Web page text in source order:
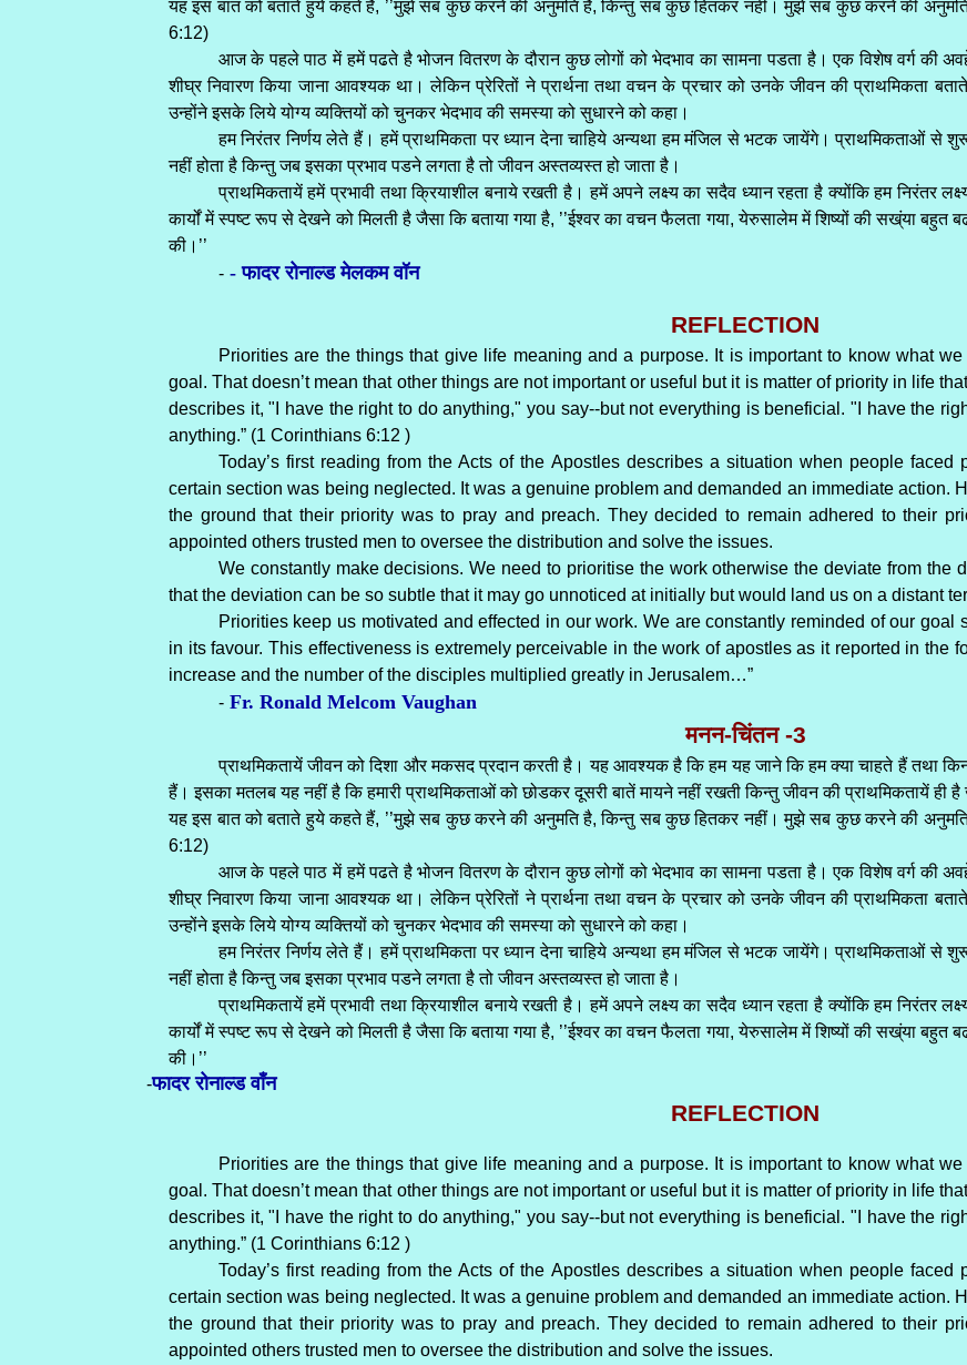
यह इस बात को बताते हुये कहते हैं, ’’मुझे सब कुछ करने की अनुमति है, किन्तु सब कुछ हितकर नहीं। मुझे सब कुछ करने की अनुमति
6:12)
आज के पहले पाठ में हमें पढते है भोजन वितरण के दौरान कुछ लोगों को भेदभाव का सामना पडता है। एक विशेष वर्ग की
शीघ्र निवारण किया जाना आवश्यक था। लेकिन प्रेरितों ने प्रार्थना तथा वचन के प्रचार को उनके जीवन की प्राथमिकता
उन्होंने इसके लिये योग्य व्यक्तियों को चुनकर भेदभाव की समस्या को सुधारने को कहा।
हम निरंतर निर्णय लेते हैं। हमें प्राथमिकता पर ध्यान देना चाहिये अन्यथा हम मंजिल से भटक जायेंगे। प्राथमिकताओं से
नहीं होता है किन्तु जब इसका प्रभाव पडने लगता है तो जीवन अस्तव्यस्त हो जाता है।
प्राथमिकतायें हमें प्रभावी तथा क्रियाशील बनाये रखती है। हमें अपने लक्ष्य का सदैव ध्यान रहता है क्योंकि हम निरंतर
कार्यों में स्पष्ट रूप से देखने को मिलती है जैसा कि बताया गया है, ’’ईश्वर का वचन फैलता गया, येरुसालेम में शिष्यों की सख्ंया बहुत
की।’’
-- फादर रोनाल्ड मेलकम वॉन
REFLECTION
Priorities are the things that give life meaning and a purpose. It is important to know what
goal. That doesn’t mean that other things are not important or useful but it is matter of priority in life
describes it, "I have the right to do anything," you say--but not everything is beneficial. "I have the
anything.” (1 Corinthians 6:12 )
Today’s first reading from the Acts of the Apostles describes a situation when people
certain section was being neglected. It was a genuine problem and demanded an immediate action.
the ground that their priority was to pray and preach. They decided to remain adhered to their
appointed others trusted men to oversee the distribution and solve the issues.
We constantly make decisions. We need to prioritise the work otherwise the deviate from the
that the deviation can be so subtle that it may go unnoticed at initially but would land us on a distant
Priorities keep us motivated and effected in our work. We are constantly reminded of our
in its favour. This effectiveness is extremely perceivable in the work of apostles as it reported in the
increase and the number of the disciples multiplied greatly in Jerusalem…”
-Fr. Ronald Melcom Vaughan
मनन-चिंतन -3
प्राथमिकतायें जीवन को दिशा और मकसद प्रदान करती है। यह आवश्यक है कि हम यह जाने कि हम क्या चाहते हैं तथा किन
हैं। इसका मतलब यह नहीं है कि हमारी प्राथमिकताओं को छोडकर दूसरी बातें मायने नहीं रखती किन्तु जीवन की प्राथमिकतायें
यह इस बात को बताते हुये कहते हैं, ’’मुझे सब कुछ करने की अनुमति है, किन्तु सब कुछ हितकर नहीं। मुझे सब कुछ करने की अनुमति
6:12)
आज के पहले पाठ में हमें पढते है भोजन वितरण के दौरान कुछ लोगों को भेदभाव का सामना पडता है। एक विशेष वर्ग की
शीघ्र निवारण किया जाना आवश्यक था। लेकिन प्रेरितों ने प्रार्थना तथा वचन के प्रचार को उनके जीवन की प्राथमिकता
उन्होंने इसके लिये योग्य व्यक्तियों को चुनकर भेदभाव की समस्या को सुधारने को कहा।
हम निरंतर निर्णय लेते हैं। हमें प्राथमिकता पर ध्यान देना चाहिये अन्यथा हम मंजिल से भटक जायेंगे। प्राथमिकताओं से
नहीं होता है किन्तु जब इसका प्रभाव पडने लगता है तो जीवन अस्तव्यस्त हो जाता है।
प्राथमिकतायें हमें प्रभावी तथा क्रियाशील बनाये रखती है। हमें अपने लक्ष्य का सदैव ध्यान रहता है क्योंकि हम निरंतर
कार्यों में स्पष्ट रूप से देखने को मिलती है जैसा कि बताया गया है, ’’ईश्वर का वचन फैलता गया, येरुसालेम में शिष्यों की सख्ंया बहुत
की।’’
-फादर रोनाल्ड वाँन
REFLECTION
Priorities are the things that give life meaning and a purpose. It is important to know what
goal. That doesn’t mean that other things are not important or useful but it is matter of priority in life
describes it, "I have the right to do anything," you say--but not everything is beneficial. "I have the
anything.” (1 Corinthians 6:12 )
Today’s first reading from the Acts of the Apostles describes a situation when people
certain section was being neglected. It was a genuine problem and demanded an immediate action.
the ground that their priority was to pray and preach. They decided to remain adhered to their
appointed others trusted men to oversee the distribution and solve the issues.